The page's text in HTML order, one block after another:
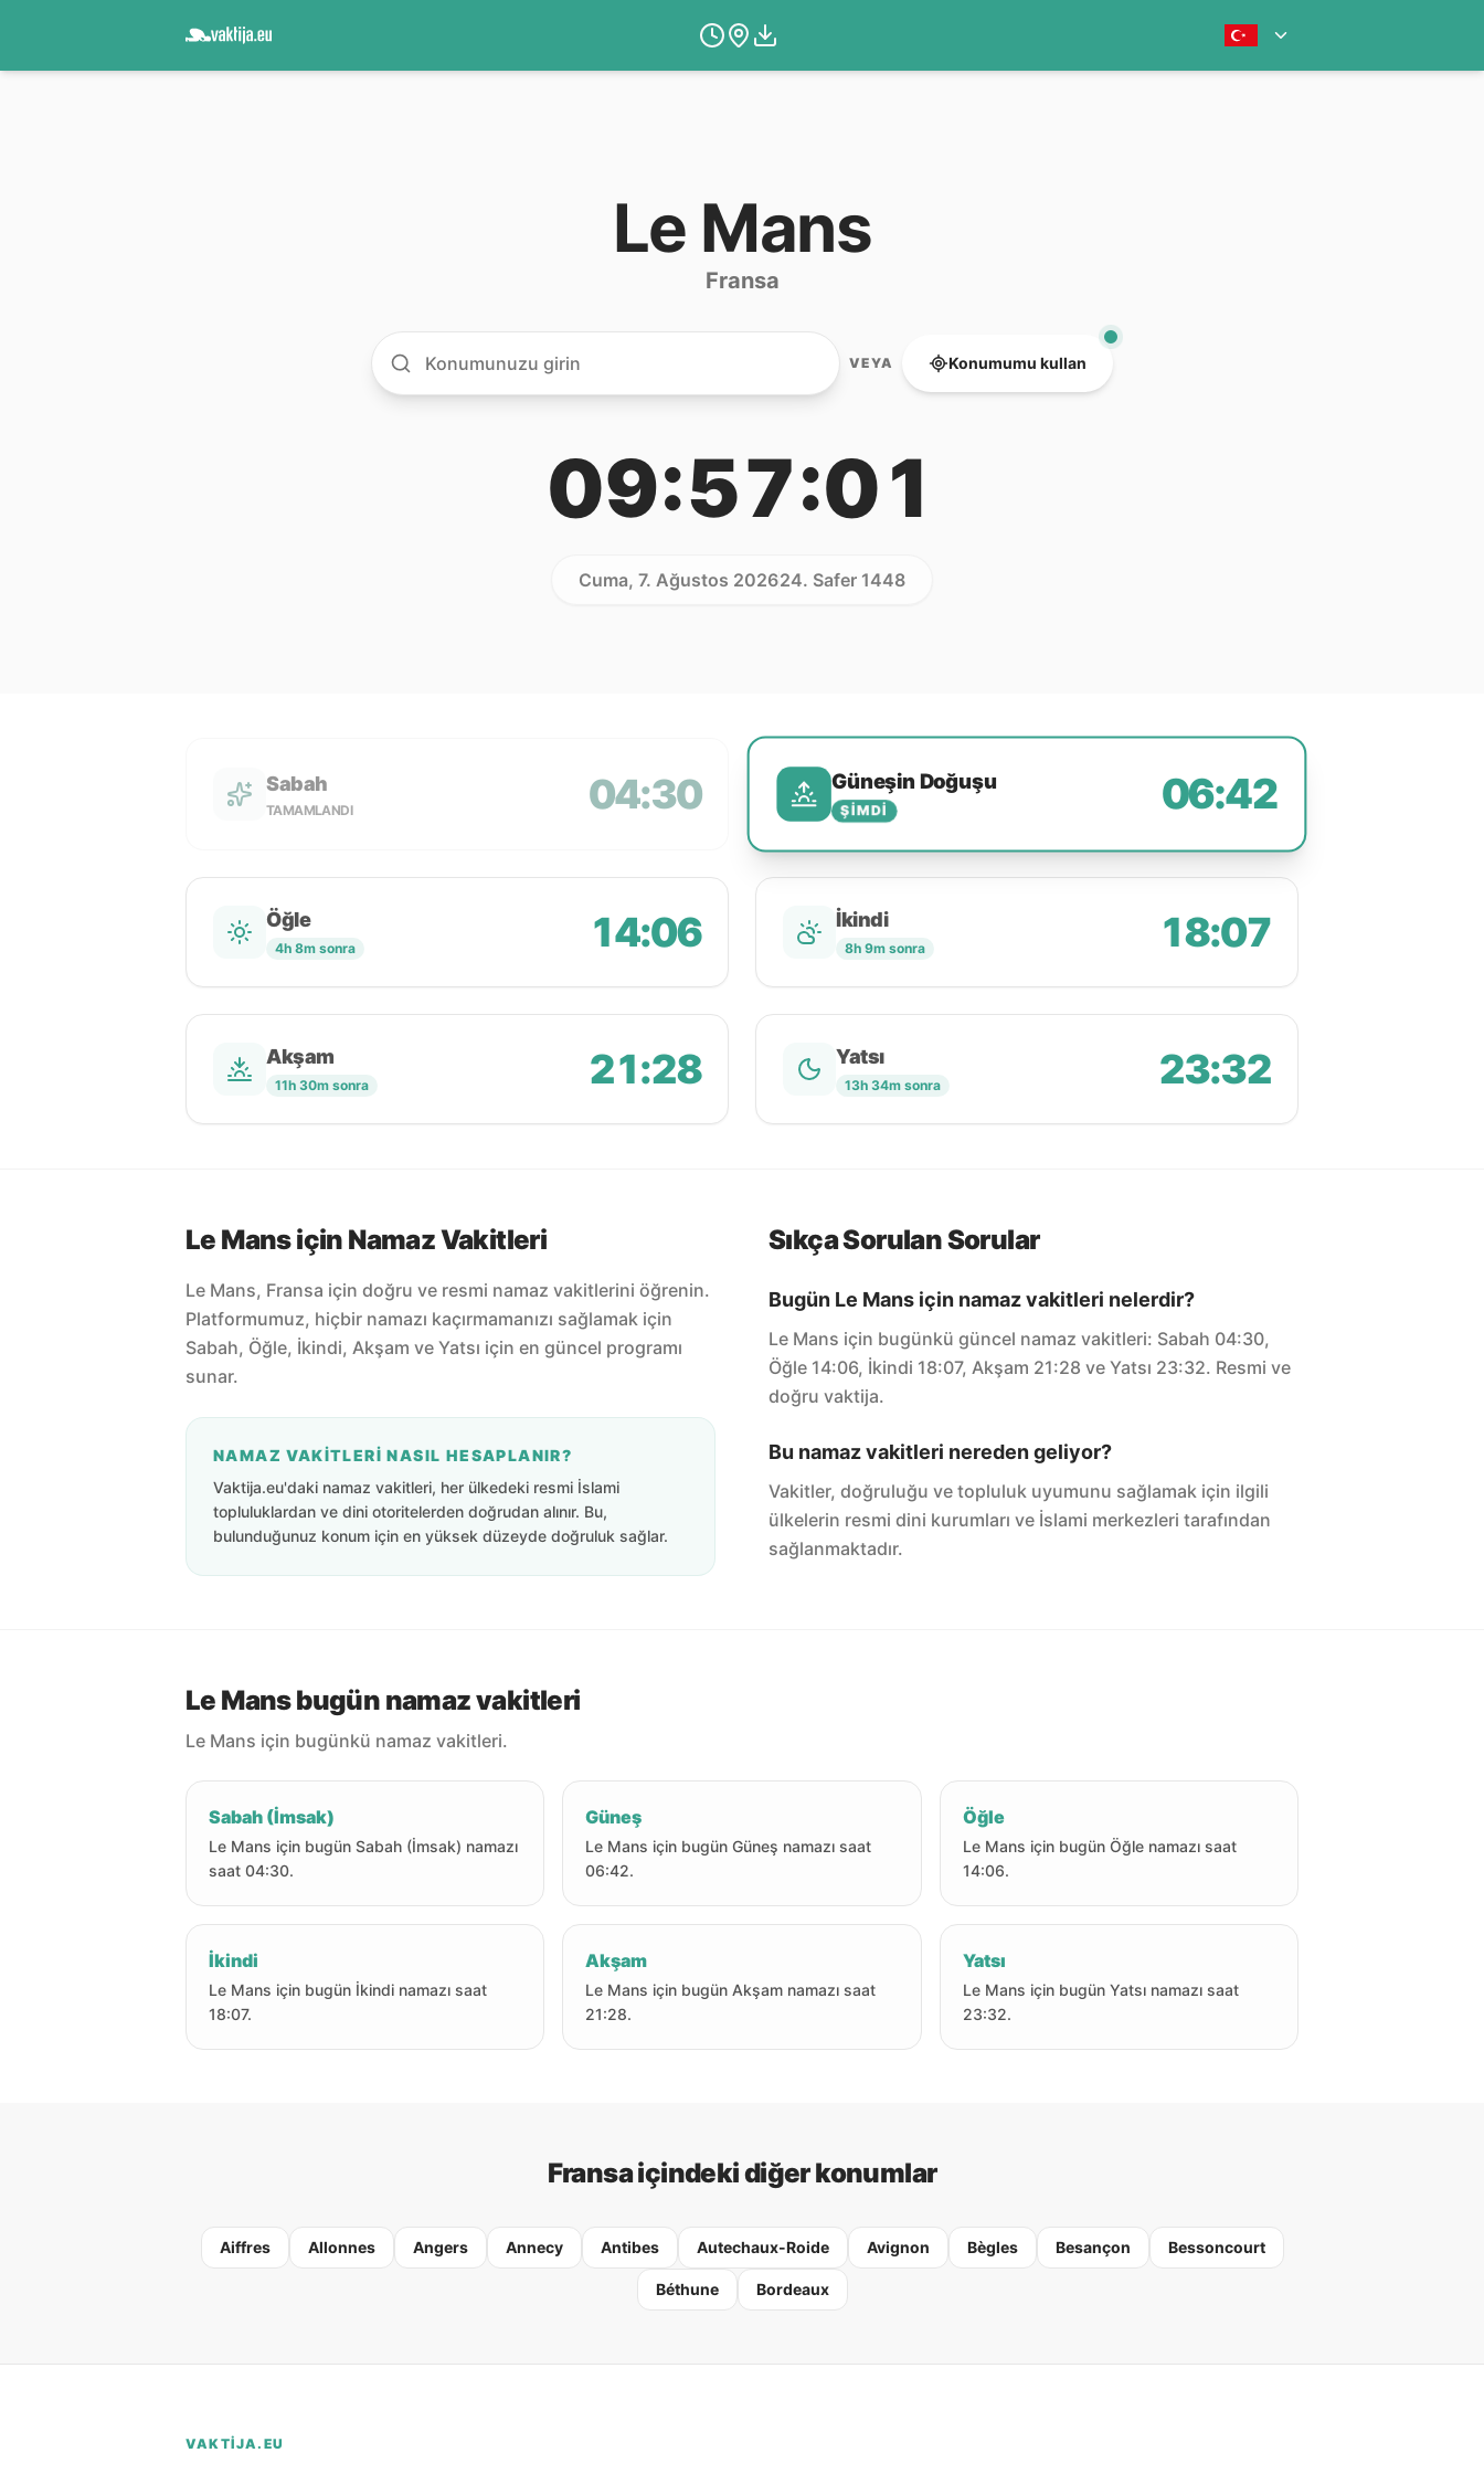
Le Mans
Fransa
VEYA Konumumu kullan
09:57:01
Cuma, 7. Ağustos 202624. Safer 1448
Sabah
TAMAMLANDI 04:30 Güneşin Doğuşu
ŞIMDI 06:42
Öğle
4h 8m sonra 14:06 İkindi
8h 9m sonra 18:07
Akşam
11h 30m sonra 21:28 Yatsı
13h 34m sonra 23:32
Le Mans için Namaz Vakitleri
Le Mans, Fransa için doğru ve resmi namaz vakitlerini öğrenin.
Platformumuz, hiçbir namazı kaçırmamanızı sağlamak için
Sabah, Öğle, İkindi, Akşam ve Yatsı için en güncel programı
sunar.
NAMAZ VAKITLERI NASIL HESAPLANIR?
Vaktija.eu'daki namaz vakitleri, her ülkedeki resmi İslami
topluluklardan ve dini otoritelerden doğrudan alınır. Bu,
bulunduğunuz konum için en yüksek düzeyde doğruluk sağlar.
Sıkça Sorulan Sorular
Bugün Le Mans için namaz vakitleri nelerdir?
Le Mans için bugünkü güncel namaz vakitleri: Sabah 04:30,
Öğle 14:06, İkindi 18:07, Akşam 21:28 ve Yatsı 23:32. Resmi ve
doğru vaktija.
Bu namaz vakitleri nereden geliyor?
Vakitler, doğruluğu ve topluluk uyumunu sağlamak için ilgili
ülkelerin resmi dini kurumları ve İslami merkezleri tarafından
sağlanmaktadır.
Le Mans bugün namaz vakitleri
Le Mans için bugünkü namaz vakitleri.
Sabah (İmsak)
Le Mans için bugün Sabah (İmsak) namazı
saat 04:30.
Güneş
Le Mans için bugün Güneş namazı saat
06:42.
Öğle
Le Mans için bugün Öğle namazı saat
14:06.
İkindi
Le Mans için bugün İkindi namazı saat
18:07.
Akşam
Le Mans için bugün Akşam namazı saat
21:28.
Yatsı
Le Mans için bugün Yatsı namazı saat
23:32.
Fransa içindeki diğer konumlar
Aiffres Allonnes Angers Annecy Antibes Autechaux-Roide Avignon Bègles Besançon Bessoncourt
Béthune Bordeaux
VAKTIJA.EU